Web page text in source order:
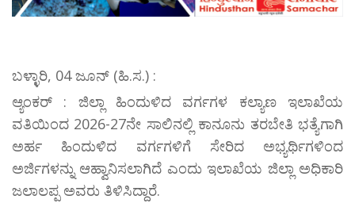
ಬಳ್ಳಾರಿ, 04 ಜೂನ್ (ಹಿ.ಸ.) :
ಆ್ಯಂಕರ್ : ಜಿಲ್ಲಾ ಹಿಂದುಳಿದ ವರ್ಗಗಳ ಕಲ್ಯಾಣ ಇಲಾಖೆಯ
ವತಿಯಿಂದ 2026-27ನೇ ಸಾಲಿನಲ್ಲಿ ಕಾನೂನು ತರಬೇತಿ ಭತ್ಯೆಗಾಗಿ
ಅರ್ಹ ಹಿಂದುಳಿದ ವರ್ಗಗಳಿಗೆ ಸೇರಿದ ಅಭ್ಯರ್ಥಿಗಳಿಂದ
ಅರ್ಜಿಗಳನ್ನು ಆಹ್ವಾನಿಸಲಾಗಿದೆ ಎಂದು ಇಲಾಖೆಯ ಜಿಲ್ಲಾ ಅಧಿಕಾರಿ
ಜಲಾಲಪ್ಪ ಅವರು ತಿಳಿಸಿದ್ದಾರೆ.